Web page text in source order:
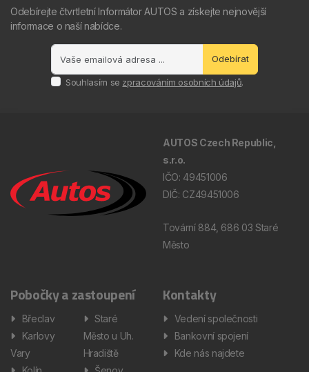
Odebírejte čtvrtletní Informátor AUTOS a získejte nejnovější
informace o naší nabídce.
Odebírat
Souhlasím se zpracováním osobních údajů.
AUTOS Czech Republic,
s.r.o.
IČO: 49451006
DIČ: CZ49451006
Tovární 884, 686 03 Staré
Město
Pobočky a zastoupení
Břeclav
Karlovy
Vary
Staré
Město u Uh.
Hradiště
Kontakty
Vedení společnosti
Bankovní spojení
Kde nás najdete